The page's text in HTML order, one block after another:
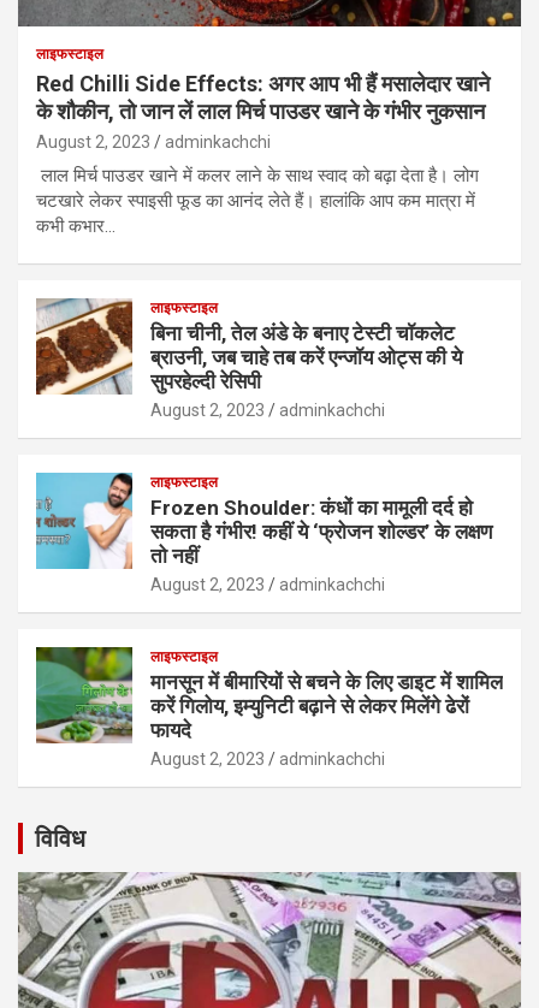
लाइफस्टाइल
Red Chilli Side Effects: अगर आप भी हैं मसालेदार खाने
के शौकीन, तो जान लें लाल मिर्च पाउडर खाने के गंभीर नुकसान
August 2, 2023 adminkachchi
लाल मिर्च पाउडर खाने में कलर लाने के साथ स्वाद को बढ़ा देता है। लोग
चटखारे लेकर स्पाइसी फूड का आनंद लेते हैं। हालांकि आप कम मात्रा में
कभी कभार…
लाइफस्टाइल
बिना चीनी, तेल अंडे के बनाए टेस्टी चॉकलेट
ब्राउनी, जब चाहे तब करें एन्जॉय ओट्स की ये
सुपरहेल्दी रेसिपी
August 2, 2023 adminkachchi
लाइफस्टाइल
Frozen Shoulder: कंधों का मामूली दर्द हो
सकता है गंभीर! कहीं ये ‘फ्रोजन शोल्डर’ के लक्षण
तो नहीं
August 2, 2023 adminkachchi
लाइफस्टाइल
मानसून में बीमारियों से बचने के लिए डाइट में शामिल
करें गिलोय, इम्युनिटी बढ़ाने से लेकर मिलेंगे ढेरों
फायदे
August 2, 2023 adminkachchi
विविध